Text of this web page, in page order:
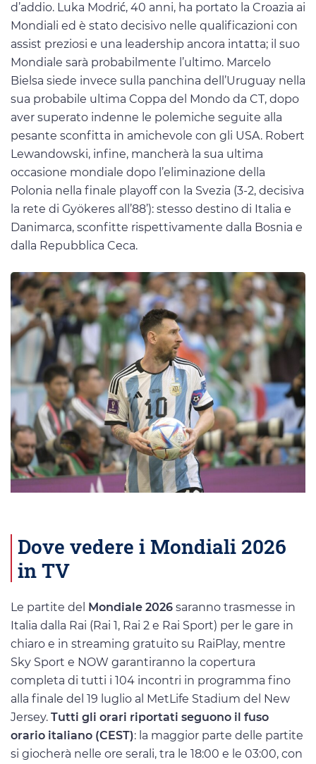
d’addio. Luka Modrić, 40 anni, ha portato la Croazia ai
Mondiali ed è stato decisivo nelle qualificazioni con
assist preziosi e una leadership ancora intatta; il suo
Mondiale sarà probabilmente l’ultimo. Marcelo
Bielsa siede invece sulla panchina dell’Uruguay nella
sua probabile ultima Coppa del Mondo da CT, dopo
aver superato indenne le polemiche seguite alla
pesante sconfitta in amichevole con gli USA. Robert
Lewandowski, infine, mancherà la sua ultima
occasione mondiale dopo l’eliminazione della
Polonia nella finale playoff con la Svezia (3-2, decisiva
la rete di Gyökeres all’88’): stesso destino di Italia e
Danimarca, sconfitte rispettivamente dalla Bosnia e
dalla Repubblica Ceca.
Dove vedere i Mondiali 2026
in TV
Le partite del Mondiale 2026 saranno trasmesse in
Italia dalla Rai (Rai 1, Rai 2 e Rai Sport) per le gare in
chiaro e in streaming gratuito su RaiPlay, mentre
Sky Sport e NOW garantiranno la copertura
completa di tutti i 104 incontri in programma fino
alla finale del 19 luglio al MetLife Stadium del New
Jersey. Tutti gli orari riportati seguono il fuso
orario italiano (CEST): la maggior parte delle partite
si giocherà nelle ore serali, tra le 18:00 e le 03:00, con